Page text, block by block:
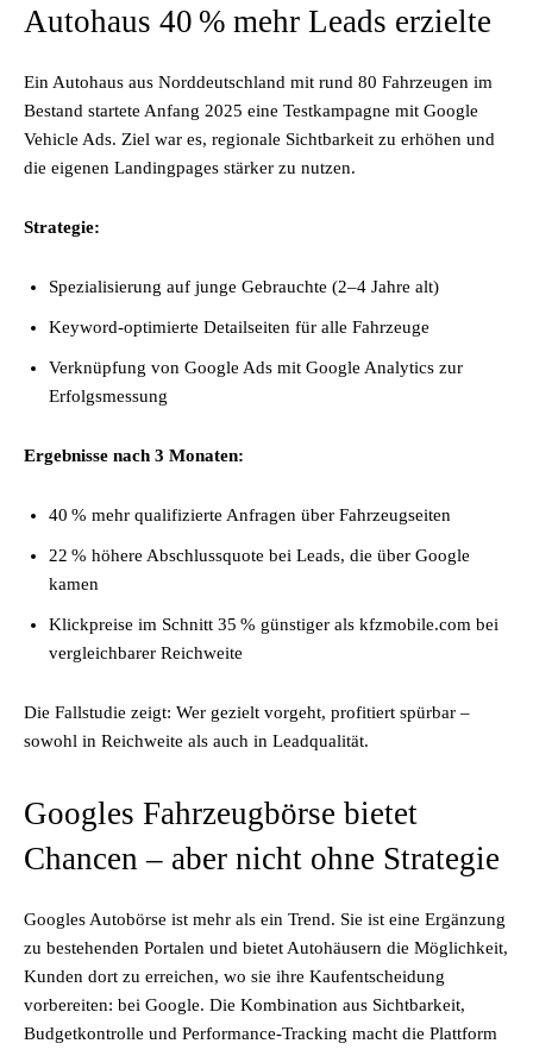
Autohaus 40 % mehr Leads erzielte
Ein Autohaus aus Norddeutschland mit rund 80 Fahrzeugen im
Bestand startete Anfang 2025 eine Testkampagne mit Google
Vehicle Ads. Ziel war es, regionale Sichtbarkeit zu erhöhen und
die eigenen Landingpages stärker zu nutzen.
Strategie:
Spezialisierung auf junge Gebrauchte (2–4 Jahre alt)
Keyword-optimierte Detailseiten für alle Fahrzeuge
Verknüpfung von Google Ads mit Google Analytics zur
Erfolgsmessung
Ergebnisse nach 3 Monaten:
40 % mehr qualifizierte Anfragen über Fahrzeugseiten
22 % höhere Abschlussquote bei Leads, die über Google
kamen
Klickpreise im Schnitt 35 % günstiger als kfzmobile.com bei
vergleichbarer Reichweite
Die Fallstudie zeigt: Wer gezielt vorgeht, profitiert spürbar –
sowohl in Reichweite als auch in Leadqualität.
Googles Fahrzeugbörse bietet
Chancen – aber nicht ohne Strategie
Googles Autobörse ist mehr als ein Trend. Sie ist eine Ergänzung
zu bestehenden Portalen und bietet Autohäusern die Möglichkeit,
Kunden dort zu erreichen, wo sie ihre Kaufentscheidung
vorbereiten: bei Google. Die Kombination aus Sichtbarkeit,
Budgetkontrolle und Performance-Tracking macht die Plattform